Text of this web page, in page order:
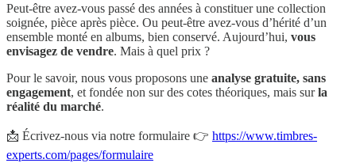
Peut-être avez-vous passé des années à constituer une collection
soignée, pièce après pièce. Ou peut-être avez-vous d’hérité d’un
ensemble monté en albums, bien conservé. Aujourd’hui, vous
envisagez de vendre. Mais à quel prix ?
Pour le savoir, nous vous proposons une analyse gratuite, sans
engagement, et fondée non sur des cotes théoriques, mais surla
réalité du marché.
📩 Écrivez-nous via notre formulaire 👉 https://www.timbres-
experts.com/pages/formulaire